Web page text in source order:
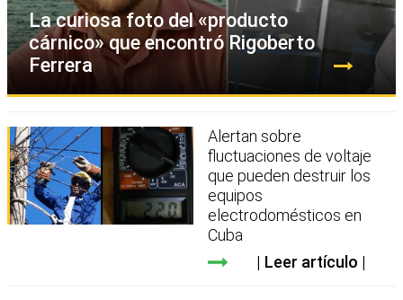
La curiosa foto del «producto
cárnico» que encontró Rigoberto
Ferrera
Alertan sobre
fluctuaciones de voltaje
que pueden destruir los
equipos
electrodomésticos en
Cuba
Leer artículo